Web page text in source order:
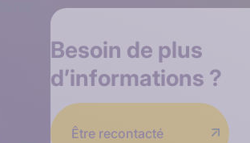
Besoin de plus
d’informations ?
Être recontacté